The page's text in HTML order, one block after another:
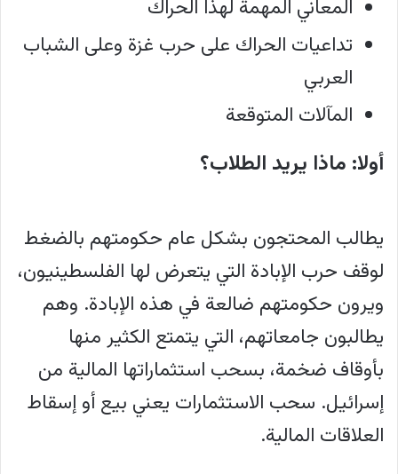
المعاني المهمة لهذا الحراك
تداعيات الحراك على حرب غزة وعلى الشباب
العربي
المآلات المتوقعة
أولا: ماذا يريد الطلاب؟
يطالب المحتجون بشكل عام حكومتهم بالضغط
لوقف حرب الإبادة التي يتعرض لها الفلسطينيون،
ويرون حكومتهم ضالعة في هذه الإبادة. وهم
يطالبون جامعاتهم، التي يتمتع الكثير منها
بأوقاف ضخمة، بسحب استثماراتها المالية من
إسرائيل. سحب الاستثمارات يعني بيع أو إسقاط
العلاقات المالية.